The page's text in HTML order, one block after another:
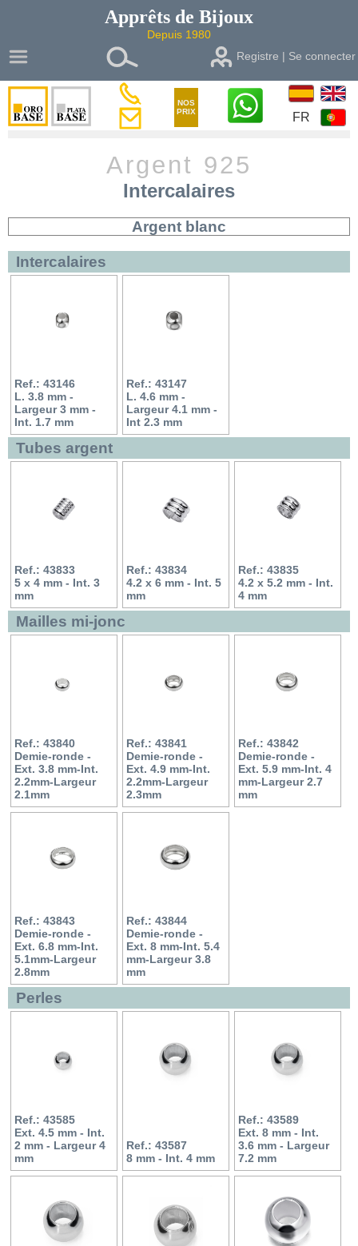
Apprêts de Bijoux
Depuis 1980
Registre | Se connecter
NOS
PRIX
FR
Argent 925
Intercalaires
Argent blanc
Intercalaires
Ref.: 43146
L. 3.8 mm -
Largeur 3 mm -
Int. 1.7 mm
Ref.: 43147
L. 4.6 mm -
Largeur 4.1 mm -
Int 2.3 mm
Tubes argent
Ref.: 43833
5 x 4 mm - Int. 3
mm
Ref.: 43834
4.2 x 6 mm - Int. 5
mm
Ref.: 43835
4.2 x 5.2 mm - Int.
4 mm
Mailles mi-jonc
Ref.: 43840
Demie-ronde -
Ext. 3.8 mm-Int.
2.2mm-Largeur
2.1mm
Ref.: 43841
Demie-ronde -
Ext. 4.9 mm-Int.
2.2mm-Largeur
2.3mm
Ref.: 43842
Demie-ronde -
Ext. 5.9 mm-Int. 4
mm-Largeur 2.7
mm
Ref.: 43843
Demie-ronde -
Ext. 6.8 mm-Int.
5.1mm-Largeur
2.8mm
Ref.: 43844
Demie-ronde -
Ext. 8 mm-Int. 5.4
mm-Largeur 3.8
mm
Perles
Ref.: 43585
Ext. 4.5 mm - Int.
2 mm - Largeur 4
mm
Ref.: 43587
8 mm - Int. 4 mm
Ref.: 43589
Ext. 8 mm - Int.
3.6 mm - Largeur
7.2 mm